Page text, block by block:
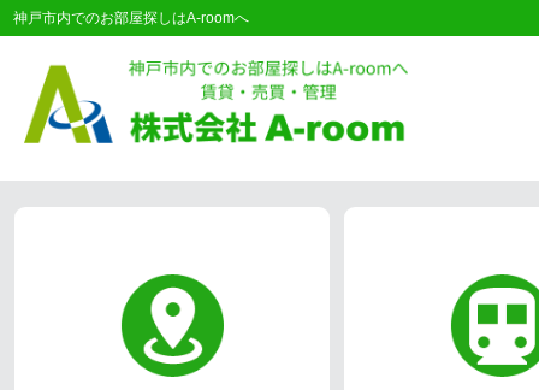
神戸市内でのお部屋探しはA-roomへ